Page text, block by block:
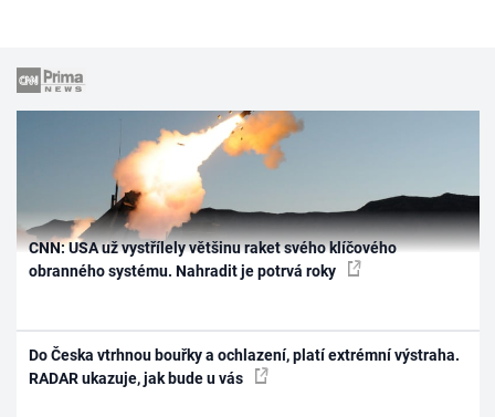
CNN: USA už vystřílely většinu raket svého klíčového
obranného systému. Nahradit je potrvá roky
Do Česka vtrhnou bouřky a ochlazení, platí extrémní výstraha.
RADAR ukazuje, jak bude u vás